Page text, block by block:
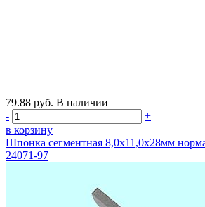
79.88 руб. В наличии
-
+
в корзину
Шпонка сегментная 8,0х11,0х28мм
24071-97